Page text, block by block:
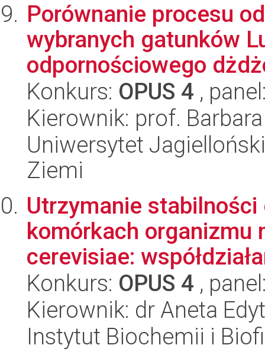
Porównanie procesu
wybranych gatunków
odpornościowego
Konkurs: OPUS 4 ,
Kierownik: prof.
Uniwersytet
Ziemi
Utrzymanie
komórkach organizmu
cerevisiae:
Konkurs: OPUS 4 ,
Kierownik: dr Aneta
Instytut Biochemii i